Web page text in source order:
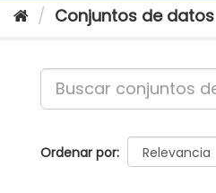
Conjuntos de datos
Ordenar por